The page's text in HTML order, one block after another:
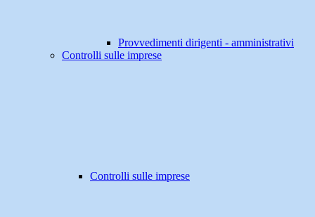
Provvedimenti dirigenti - amministrativi
Controlli sulle imprese
Controlli sulle imprese